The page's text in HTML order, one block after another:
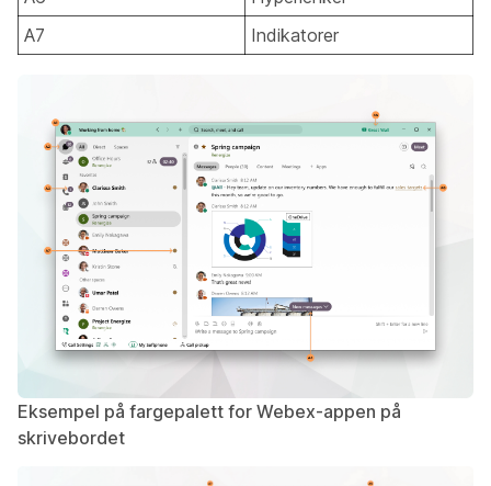
A7
Indikatorer
Eksempel på fargepalett for Webex-appen på
skrivebordet